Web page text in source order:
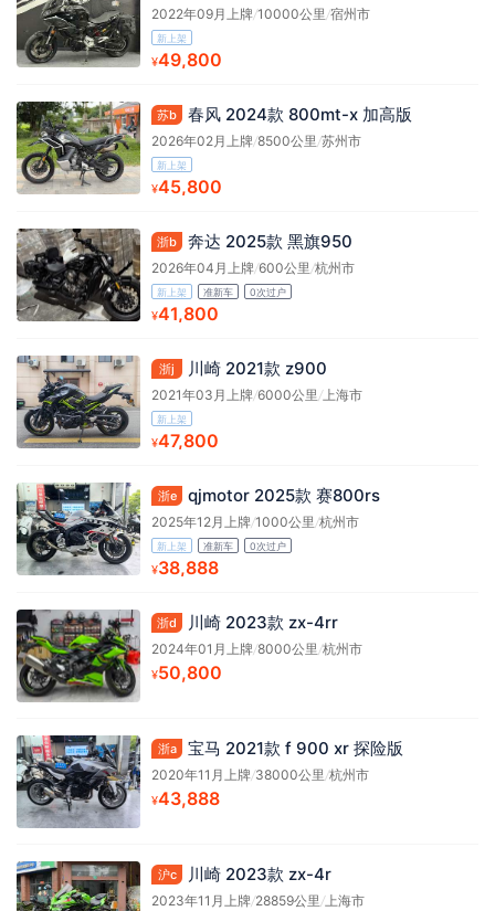
2022年09月上牌/10000公里/宿州市
新上架
¥49,800
苏b 春风 2024款 800mt-x 加高版
2026年02月上牌/8500公里/苏州市
新上架
¥45,800
浙b 奔达 2025款 黑旗950
2026年04月上牌/600公里 /杭州市
新上架 准新车 0次过户
¥41,800
浙j 川崎 2021款 z900
2021年03月上牌/6000公里 /上海市
新上架
¥47,800
浙e qjmotor 2025款 赛800rs
2025年12月上牌/1000公里 /杭州市
新上架 准新车 0次过户
¥38,888
浙d 川崎 2023款 zx-4rr
2024年01月上牌/8000公里 /杭州市
¥50,800
浙a 宝马 2021款 f 900 xr 探险版
2020年11月上牌/38000公里 /杭州市
¥43,888
沪c 川崎 2023款 zx-4r
2023年11月上牌/28859公里 /上海市